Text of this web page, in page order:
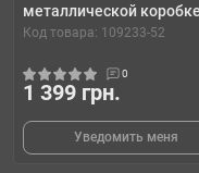
металлической коробке
Код товара: 109233-52
0
1 399 грн.
Уведомить меня